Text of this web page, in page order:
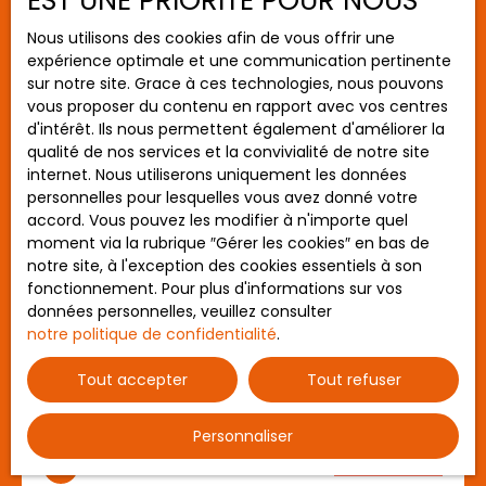
Budget max (€)
Surface min (m²)
Rechercher
476 100€
Maison 120m² saint martin avec jardin
plein sud !
VM6353 6pièces 119.1 m²
Rennes 35000
AG immobilier commissions réduites : Notre
agence est heureuse de vous présenter cette
maison très bien située au sein du quartier Saint-
Martin, proche du cimetière du nord, de la rue de
Saint-Malo, à 12 minutes à pieds du métro (ligne
A) ANATOLE FRANCE et à quelques pas du canal,
venez découvrir cette maison des années 80
Nouveauté
Nous utilisons des cookies afin de vous offrir une
expérience optimale et une communication pertinente
sur notre site. Grace à ces technologies, nous pouvons
vous proposer du contenu en rapport avec vos centres
d'intérêt. Ils nous permettent également d'améliorer la
qualité de nos services et la convivialité de notre site
internet. Nous utiliserons uniquement les données
personnelles pour lesquelles vous avez donné votre
accord. Vous pouvez les modifier à n'importe quel
moment via la rubrique ″Gérer les cookies″ en bas de
notre site, à l'exception des cookies essentiels à son
fonctionnement. Pour plus d'informations sur vos
données personnelles, veuillez consulter
notre politique de confidentialité.
Tout accepter Tout refuser
Personnaliser